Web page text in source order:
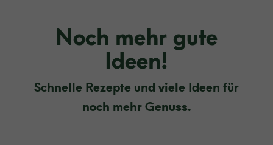
Noch mehr gute
Ideen!
Schnelle Rezepte und viele Ideen für
noch mehr Genuss.